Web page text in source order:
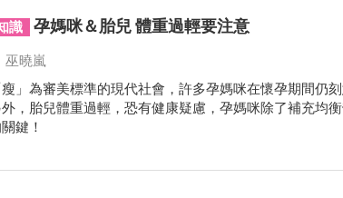
識 孕媽咪＆胎兒 體重過輕要注意
巫曉嵐
」為審美標準的現代社會，許多孕媽咪在懷孕期間仍
，胎兒體重過輕，恐有健康疑慮，孕媽咪除了補充均
鍵！